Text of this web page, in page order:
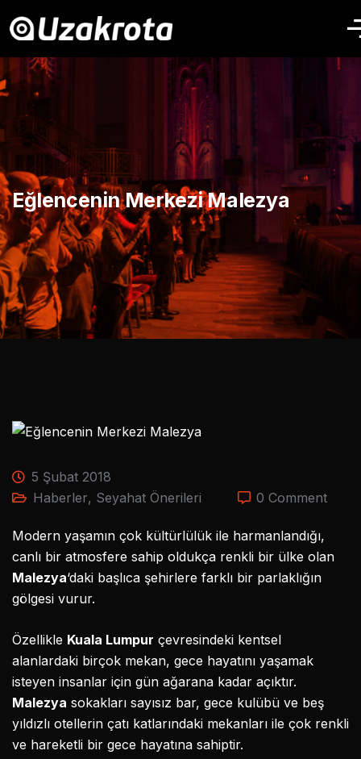
Eğlencenin Merkezi Malezya
5 Şubat 2018
Haberler, Seyahat Önerileri 0 Comment
Modern yaşamın çok kültürlülük ile harmanlandığı,
canlı bir atmosfere sahip oldukça renkli bir ülke olan
Malezya‘daki başlıca şehirlere farklı bir parlaklığın
gölgesi vurur.
Özellikle Kuala Lumpur çevresindeki kentsel
alanlardaki birçok mekan, gece hayatını yaşamak
isteyen insanlar için gün ağarana kadar açıktır.
Malezya sokakları sayısız bar, gece kulübü ve beş
yıldızlı otellerin çatı katlarındaki mekanları ile çok renkli
ve hareketli bir gece hayatına sahiptir.